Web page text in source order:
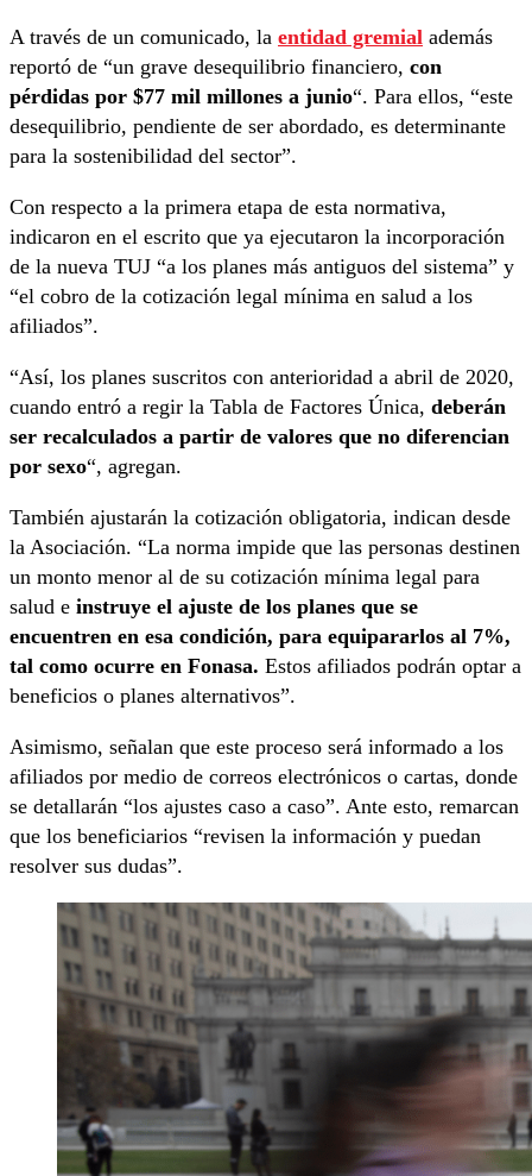
A través de un comunicado, la entidad gremial además
reportó de “un grave desequilibrio financiero, con
pérdidas por $77 mil millones a junio“. Para ellos, “este
desequilibrio, pendiente de ser abordado, es determinante
para la sostenibilidad del sector”.
Con respecto a la primera etapa de esta normativa,
indicaron en el escrito que ya ejecutaron la incorporación
de la nueva TUJ “a los planes más antiguos del sistema” y
“el cobro de la cotización legal mínima en salud a los
afiliados”.
“Así, los planes suscritos con anterioridad a abril de 2020,
cuando entró a regir la Tabla de Factores Única, deberán
ser recalculados a partir de valores que no diferencian
por sexo“, agregan.
También ajustarán la cotización obligatoria, indican desde
la Asociación. “La norma impide que las personas destinen
un monto menor al de su cotización mínima legal para
salud e instruye el ajuste de los planes que se
encuentren en esa condición, para equipararlos al 7%,
tal como ocurre en Fonasa. Estos afiliados podrán optar a
beneficios o planes alternativos”.
Asimismo, señalan que este proceso será informado a los
afiliados por medio de correos electrónicos o cartas, donde
se detallarán “los ajustes caso a caso”. Ante esto, remarcan
que los beneficiarios “revisen la información y puedan
resolver sus dudas”.